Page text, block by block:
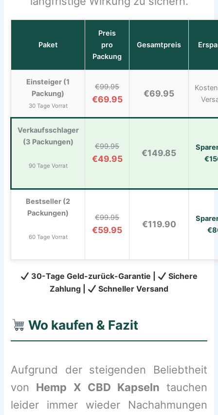
Paket
Preis
pro
Packung
Gesamtpreis
Einsteiger (1
Packung)
30 Tage Vorrat
€99.95
€69.95
€69.95
Verkaufsschlager
(3 Packungen)
90 Tage Vorrat
€99.95
€49.95
€149.85
Bestseller (2
Packungen)
60 Tage Vorrat
€99.95
€59.95
€119.90
30-Tage Geld-zurück-Garantie |
Sichere
Zahlung |
Schneller Versand
Wo kaufen & Fazit
Aufgrund der steigenden Beliebtheit
von Hemp X CBD Kapseln tauchen
leider immer wieder Nachahmungen